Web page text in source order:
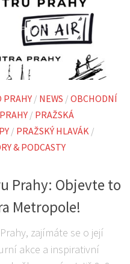
PRAHY / NEWS / OBCHODNÍ
/ PRAŽSKÁ
/ PRAŽSKÝ HLAVÁK /
& PODCASTY
Prahy: Objevte to
Metropole!
zajímáte se o její
akce a inspirativní